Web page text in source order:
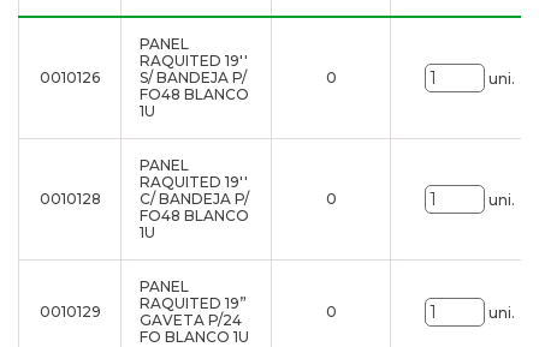
0010126
PANEL
RAQUITED 19''
S/ BANDEJA P/
FO48 BLANCO
1U
0 uni.
0010128
PANEL
RAQUITED 19''
C/ BANDEJA P/
FO48 BLANCO
1U
0 uni.
0010129
PANEL
RAQUITED 19”
GAVETA P/24
FO BLANCO 1U
0 uni.